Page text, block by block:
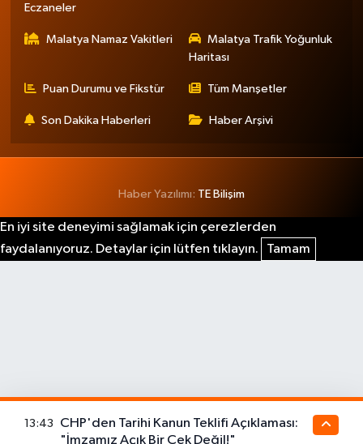
Eczaneler
Malatya Namaz Vakitleri
Malatya Trafik Yoğunluk
Haritası
Puan Durumu ve Fikstür Tüm Manşetler
Son Dakika Haberleri Haber Arşivi
Haber Yazılımı: TE Bilişim
En iyi site deneyimi sağlamak için çerezlerden
faydalanıyoruz. Detaylar için lütfen tıklayın.
Tamam
13:43
CHP'den Tarihi Kanun Teklifi Açıklaması:
"İmzamız Açık Bir Çek Değil!"